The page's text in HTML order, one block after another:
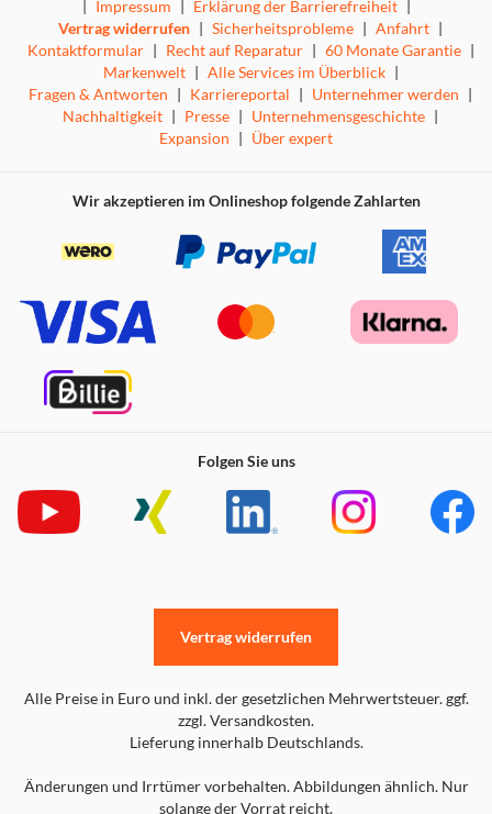
| Impressum | Erklärung der Barrierefreiheit |
Vertrag widerrufen | Sicherheitsprobleme | Anfahrt |
Kontaktformular | Recht auf Reparatur | 60 Monate Garantie |
Markenwelt | Alle Services im Überblick |
Fragen & Antworten | Karriereportal | Unternehmer werden |
Nachhaltigkeit | Presse | Unternehmensgeschichte |
Expansion | Über expert
Wir akzeptieren im Onlineshop folgende Zahlarten
Folgen Sie uns
Alle Preise in Euro und inkl. der gesetzlichen Mehrwertsteuer. ggf.
zzgl. Versandkosten.
Lieferung innerhalb Deutschlands.
Änderungen und Irrtümer vorbehalten. Abbildungen ähnlich. Nur
solange der Vorrat reicht.
Vertrag widerrufen